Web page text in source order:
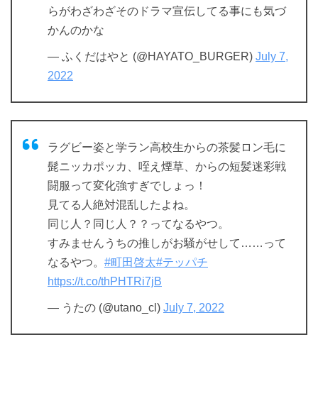
らがわざわざそのドラマ宣伝してる事にも気づ
かんのかな
— ふくだはやと (@HAYATO_BURGER) July 7,
2022
ラグビー姿と学ラン高校生からの茶髪ロン毛に
髭ニッカポッカ、咥え煙草、からの短髪迷彩戦
闘服って変化強すぎでしょっ！
見てる人絶対混乱したよね。
同じ人？同じ人？？ってなるやつ。
すみませんうちの推しがお騒がせして……って
なるやつ。 #町田啓太#テッパチ
https://t.co/thPHTRi7jB
— うたの (@utano_cl) July 7, 2022